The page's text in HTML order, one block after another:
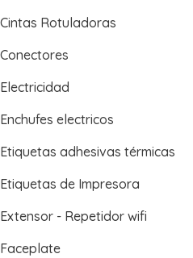
Cintas Rotuladoras
Conectores
Electricidad
Enchufes electricos
Etiquetas adhesivas térmicas
Etiquetas de Impresora
Extensor - Repetidor wifi
Faceplate